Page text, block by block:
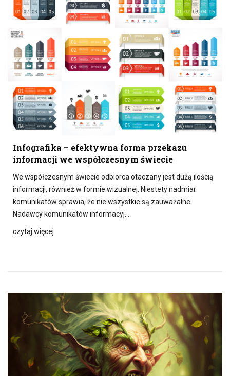
Infografika – efektywna forma przekazu
informacji we współczesnym świecie
We współczesnym świecie odbiorca otaczany jest dużą ilością
informacji, również w formie wizualnej. Niestety nadmiar
komunikatów sprawia, że nie wszystkie są zauważalne.
Nadawcy komunikatów informacyj….
czytaj więcej